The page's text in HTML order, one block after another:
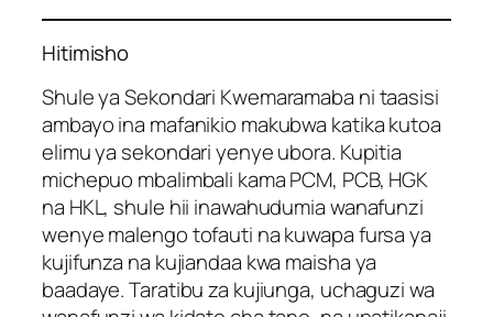
Hitimisho
Shule ya Sekondari Kwemaramaba ni taasisi
ambayo ina mafanikio makubwa katika kutoa
elimu ya sekondari yenye ubora. Kupitia
michepuo mbalimbali kama PCM, PCB, HGK
na HKL, shule hii inawahudumia wanafunzi
wenye malengo tofauti na kuwapa fursa ya
kujifunza na kujiandaa kwa maisha ya
baadaye. Taratibu za kujiunga, uchaguzi wa